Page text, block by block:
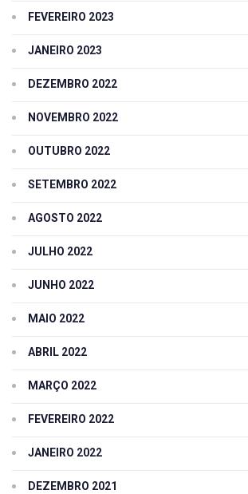
FEVEREIRO 2023
JANEIRO 2023
DEZEMBRO 2022
NOVEMBRO 2022
OUTUBRO 2022
SETEMBRO 2022
AGOSTO 2022
JULHO 2022
JUNHO 2022
MAIO 2022
ABRIL 2022
MARÇO 2022
FEVEREIRO 2022
JANEIRO 2022
DEZEMBRO 2021